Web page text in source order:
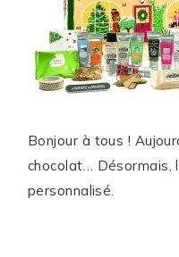
ME
Bonjour à tous !
chocolat… Désormais,
personnalisé.